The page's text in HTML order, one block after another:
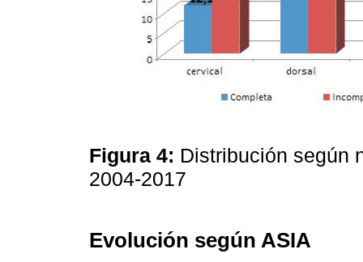
Figura 4: Distribución según
2004-2017
Evolución según ASIA